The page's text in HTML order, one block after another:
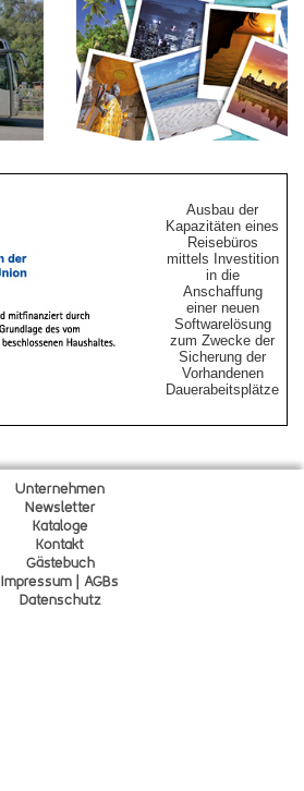
Ausbau der
Kapazitäten eines
Reisebüros
mittels Investition
in die
Anschaffung
einer neuen
Softwarelösung
zum Zwecke der
Sicherung der
Vorhandenen
Dauerabeitsplätze
Unternehmen
Newsletter
Kataloge
Kontakt
Gästebuch
Impressum | AGBs
Datenschutz